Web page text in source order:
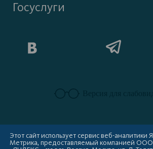
Госуслуги
Этот сайт использует сервис веб-аналитики
Метрика, предоставляемый компанией ООО